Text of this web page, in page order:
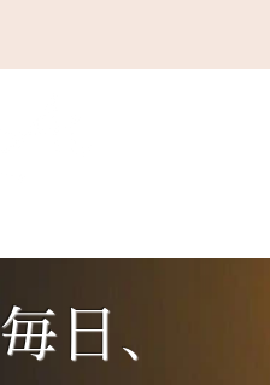
毎日、